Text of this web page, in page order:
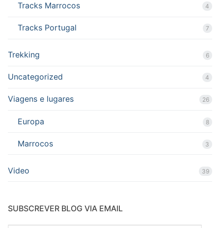
Tracks Marrocos 4
Tracks Portugal 7
Trekking 6
Uncategorized 4
Viagens e lugares 26
Europa 8
Marrocos 3
Video 39
SUBSCREVER BLOG VIA EMAIL